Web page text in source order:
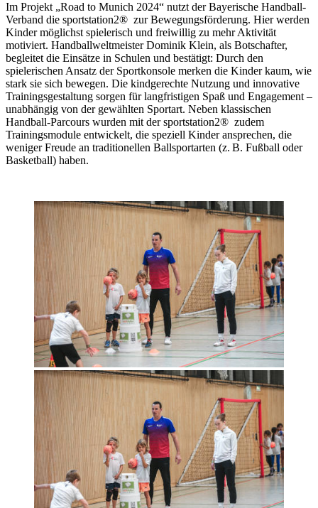
Im Projekt „Road to Munich 2024“ nutzt der Bayerische Handball-
Verband die sportstation2® zur Bewegungsförderung. Hier werden
Kinder möglichst spielerisch und freiwillig zu mehr Aktivität
motiviert. Handballweltmeister Dominik Klein, als Botschafter,
begleitet die Einsätze in Schulen und bestätigt: Durch den
spielerischen Ansatz der Sportkonsole merken die Kinder kaum, wie
stark sie sich bewegen. Die kindgerechte Nutzung und innovative
Trainingsgestaltung sorgen für langfristigen Spaß und Engagement –
unabhängig von der gewählten Sportart. Neben klassischen
Handball-Parcours wurden mit der sportstation2® zudem
Trainingsmodule entwickelt, die speziell Kinder ansprechen, die
weniger Freude an traditionellen Ballsportarten (z. B. Fußball oder
Basketball) haben.